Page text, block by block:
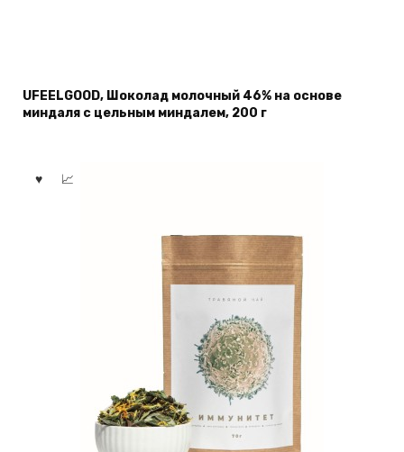
UFEELGOOD, Шоколад молочный 46% на основе
миндаля с цельным миндалем, 200 г